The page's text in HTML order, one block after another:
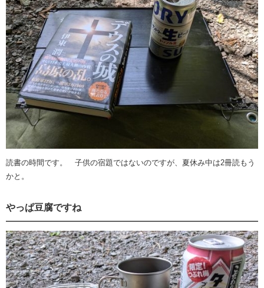
読書の時間です。 子供の宿題ではないのですが、夏休み中は2冊読もう
かと。
やっぱ豆腐ですね